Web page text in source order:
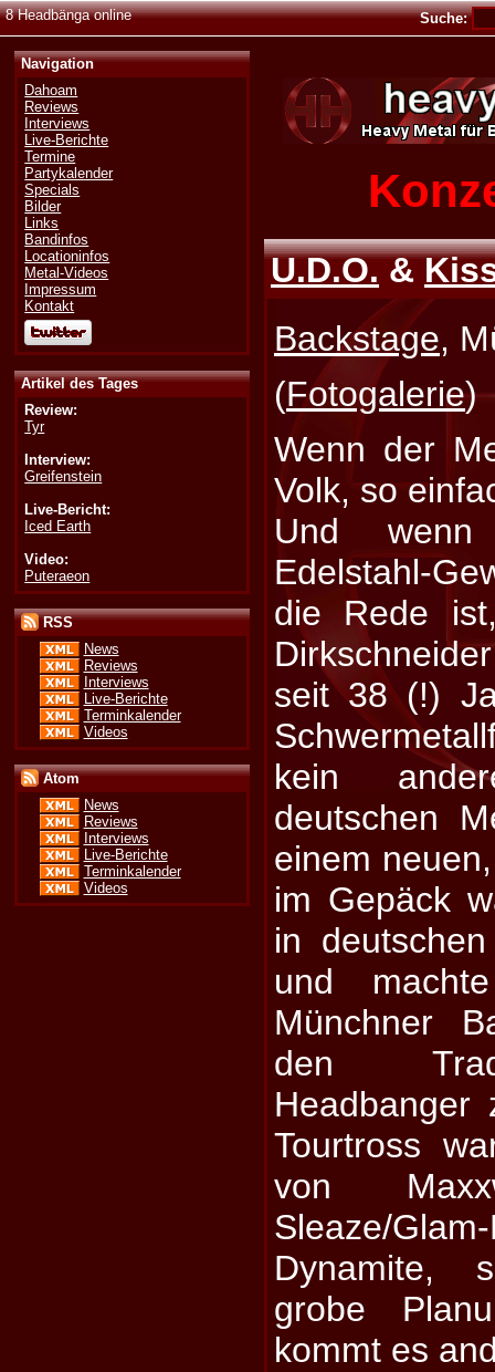
8 Headbänga online Suche:
Navigation
Dahoam
Reviews
Interviews
Live-Berichte
Termine
Partykalender
Specials
Bilder
Links
Bandinfos
Locationinfos
Metal-Videos
Impressum
Kontakt
Artikel des Tages
Review:
Tyr
Interview:
Greifenstein
Live-Bericht:
Iced Earth
Video:
Puteraeon
RSS
News
Reviews
Interviews
Live-Berichte
Terminkalender
Videos
Atom
News
Reviews
Interviews
Live-Berichte
Terminkalender
Videos
U.D.O.&
Backstage,
(Fotogalerie)
Wenn der
Volk, so
Und wenn
Edelstahl-
die Rede
seit 38 (!)
kein
deutschen
einem
im Gepäck
in
und
Münchner
den
Tourtross
von
Sleaze/
Dynamite,
grobe
kommt es